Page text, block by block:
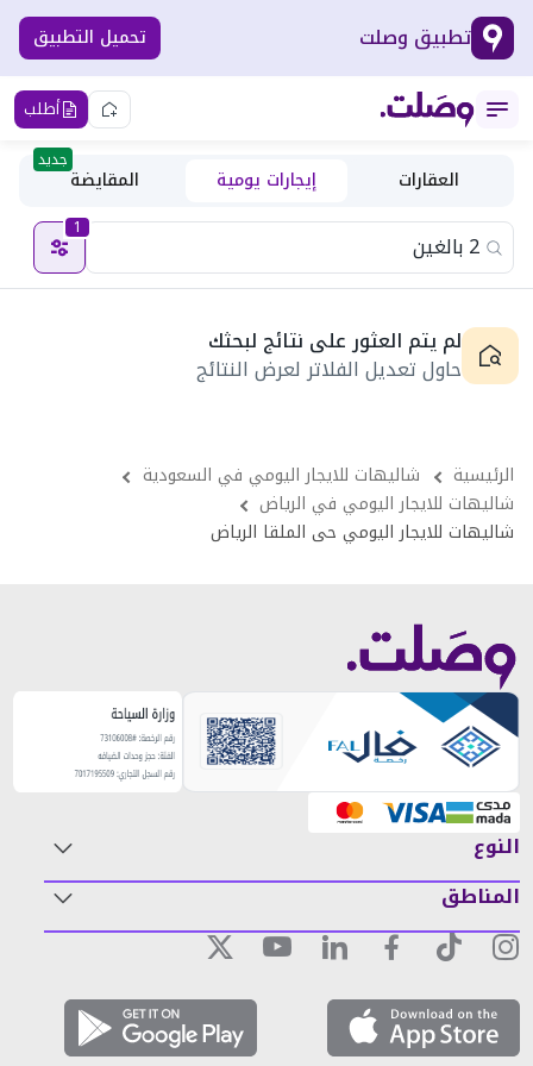
تطبيق وصلت تحميل التطبيق
أطلب
العقارات إيجارات يومية المقايضة
جديد
1
لم يتم العثور على نتائج لبحثك
حاول تعديل الفلاتر لعرض النتائج
الرئيسية
شاليهات للايجار اليومي في السعودية
شاليهات للايجار اليومي في الرياض
شاليهات للايجار اليومي حى الملقا الرياض
النوع
المناطق